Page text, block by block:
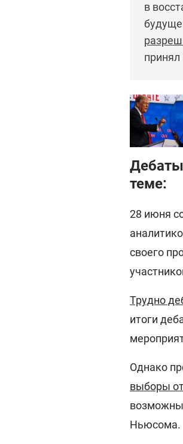
в
теме:
28 июня
своего
Трудно
итоги
Однако
выборы
Ньюсома.